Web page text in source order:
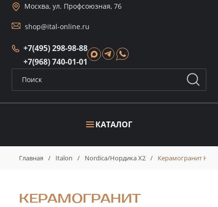
КАТАЛОГ
Москва, ул. Профсоюзная, 76
shop@ital-online.ru
+7(495) 298-98-88
+7(968) 740-01-01
Главная / Italon / Nordica/Нордика X2 / Керамогранит
КЕРАМОГРАНИТ